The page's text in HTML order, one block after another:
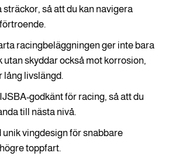
sträckor, så att du kan navigera
racingbeläggningen ger inte bara
utan skyddar också mot korrosion,
lång livslängd.
godkänt för racing, så att du
till nästa nivå.
vingdesign för snabbare
toppfart.